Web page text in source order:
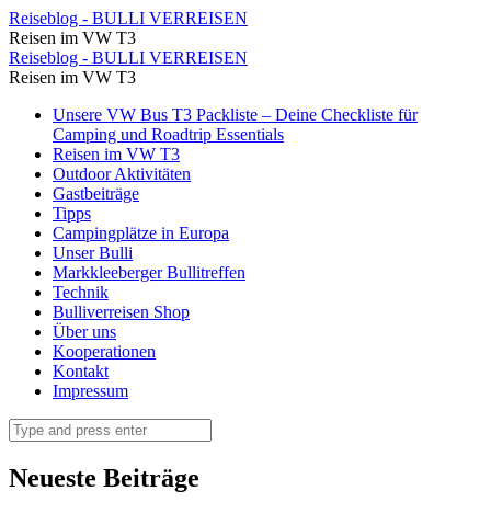
Markusplatz
⋆
Reiseblog
BULLI
VERREISEN
Reiseblog - BULLI VERREISEN
Reisen im VW T3
Markusplatz
⋆
Reiseblog
BULLI
VERREISEN
Reiseblog - BULLI VERREISEN
Reisen im VW T3
Skip
content
Unsere VW Bus T3 Packliste – Deine Checkliste für
Camping und Roadtrip Essentials
Reisen im VW T3
Outdoor Aktivitäten
Gastbeiträge
Tipps
Campingplätze in Europa
Unser Bulli
Markkleeberger Bullitreffen
Technik
Bulliverreisen Shop
Über uns
Kooperationen
Kontakt
Impressum
Search
Neueste Beiträge